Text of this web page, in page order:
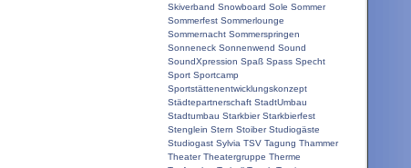
Skiverband Snowboard Sole Sommer
Sommerfest Sommerlounge
Sommernacht Sommerspringen
Sonneneck Sonnenwend Sound
SoundXpression Spaß Spass Specht
Sport Sportcamp
Sportstättenentwicklungskonzept
Städtepartnerschaft StadtUmbau
Stadtumbau Starkbier Starkbierfest
Stenglein Stern Stoiber Studiogäste
Studiogast Sylvia TSV Tagung Thammer
Theater Theatergruppe Therme